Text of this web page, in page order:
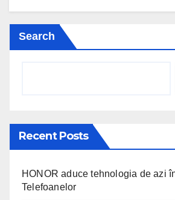
Search
Recent Posts
HONOR aduce tehnologia de azi
Telefoanelor